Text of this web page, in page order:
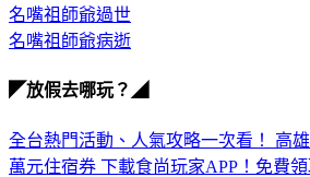
名嘴祖師爺過世
名嘴祖師爺病逝
◤放假去哪玩？◢
全台熱門活動、人氣攻略一次看！ 高
萬元住宿券 下載食尚玩家APP！免費